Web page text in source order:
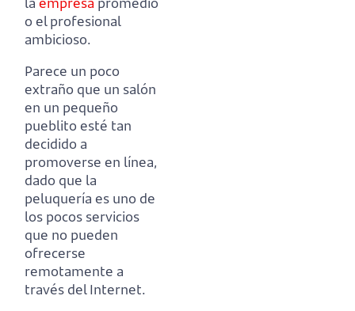
o el profesional
ambicioso.
Parece un poco
extraño que un salón
en un pequeño
pueblito esté tan
decidido a
promoverse en línea,
dado que la
peluquería es uno de
los pocos servicios
que no pueden
ofrecerse
remotamente a
través del Internet.